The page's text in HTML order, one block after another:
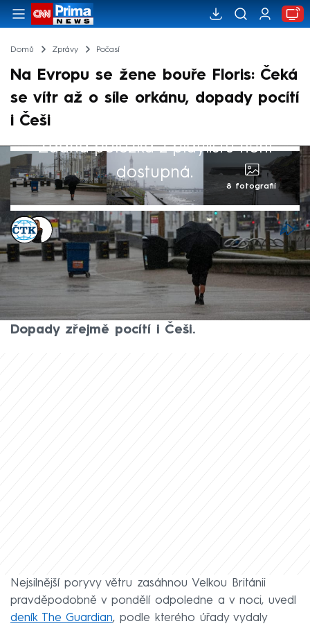
Domů Zprávy Počasí
Na Evropu se žene bouře Floris: Čeká
se vítr až o síle orkánu, dopady pocítí
i Češi
Žádná položka z playlistu není
dostupná.
8 fotografií
ČTK,Michaela Bartošová
4. srp 2025, 11:38
Skotsko a další regiony na severu Británie
se připravují na bouři Floris. Meteorologové
vydali varování před velmi silným větrem.
Dopady zřejmě pocítí i Češi.
Nejsilnější poryvy větru zasáhnou Velkou Británii
pravděpodobně v pondělí odpoledne a v noci, uvedl
deník The Guardian, podle kterého úřady vydaly